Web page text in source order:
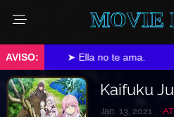
MOVIE DAYS
➤ Ella no te ama.
Kaifuku
Jan. 13, 2021